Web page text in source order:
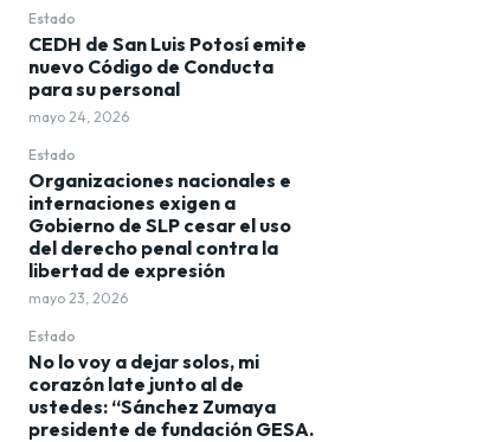
Estado
CEDH de San Luis Potosí emite
nuevo Código de Conducta
para su personal
mayo 24, 2026
Estado
Organizaciones nacionales e
internaciones exigen a
Gobierno de SLP cesar el uso
del derecho penal contra la
libertad de expresión
mayo 23, 2026
Estado
No lo voy a dejar solos, mi
corazón late junto al de
ustedes: “Sánchez Zumaya
presidente de fundación GESA.